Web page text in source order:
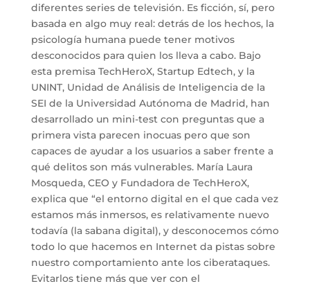
diferentes series de televisión. Es ficción, sí, pero
basada en algo muy real: detrás de los hechos, la
psicología humana puede tener motivos
desconocidos para quien los lleva a cabo. Bajo
esta premisa TechHeroX, Startup Edtech, y la
UNINT, Unidad de Análisis de Inteligencia de la
SEI de la Universidad Autónoma de Madrid, han
desarrollado un mini-test con preguntas que a
primera vista parecen inocuas pero que son
capaces de ayudar a los usuarios a saber frente a
qué delitos son más vulnerables. María Laura
Mosqueda, CEO y Fundadora de TechHeroX,
explica que “el entorno digital en el que cada vez
estamos más inmersos, es relativamente nuevo
todavía (la sabana digital), y desconocemos cómo
todo lo que hacemos en Internet da pistas sobre
nuestro comportamiento ante los ciberataques.
Evitarlos tiene más que ver con el